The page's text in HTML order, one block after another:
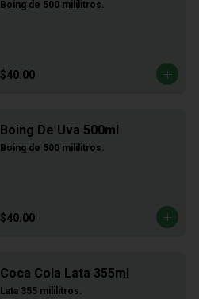
Boing de 500 mililitros.
$40.00
Boing De Uva 500ml
Boing de 500 mililitros.
$40.00
Coca Cola Lata 355ml
Lata 355 mililitros.